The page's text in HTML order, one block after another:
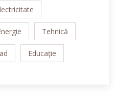
Tehnică
Educaţie